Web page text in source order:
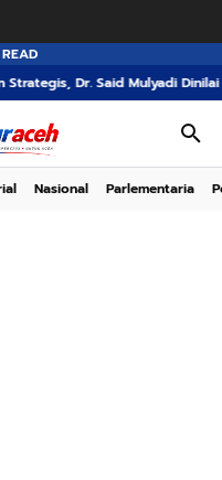
Said Mulyadi Dinilai Memenuhi
Nasional Parlementaria